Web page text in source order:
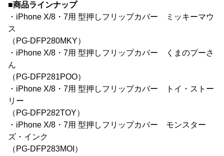
■商品ラインナップ
・iPhone X/8・7用 型押しフリップカバー ミッキーマウ
ス
（PG-DFP280MKY）
・iPhone X/8・7用 型押しフリップカバー くまのプーさ
ん
（PG-DFP281POO）
・iPhone X/8・7用 型押しフリップカバー トイ・ストー
リー
（PG-DFP282TOY）
・iPhone X/8・7用 型押しフリップカバー モンスター
ズ・インク
（PG-DFP283MOI）